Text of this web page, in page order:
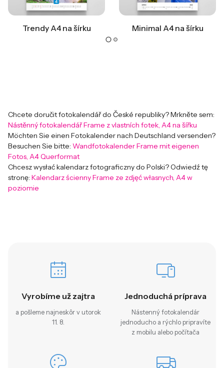
Trendy A4 na šírku Minimal A4 na šírku
Chcete doručit fotokalendář do České republiky? Mrkněte sem:
Nástěnný fotokalendář Frame z vlastních fotek, A4 na šířku
Möchten Sie einen Fotokalender nach Deutschland versenden?
Besuchen Sie bitte: Wandfotokalender Frame mit eigenen
Fotos, A4 Querformat
Chcesz wysłać kalendarz fotograficzny do Polski? Odwiedź tę
stronę: Kalendarz ścienny Frame ze zdjęć własnych, A4 w
poziomie
Vyrobíme už zajtra
a pošleme najneskôr v utorok
11. 8.
Jednoduchá príprava
Nástenný fotokalendár
jednoducho a rýchlo pripravíte
z mobilu alebo počítača